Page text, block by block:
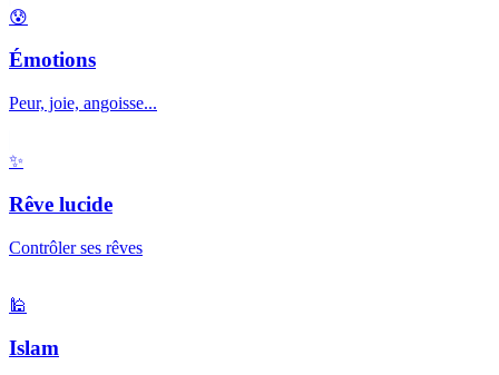
😰
Émotions
Peur, joie, angoisse...
✨
Rêve lucide
Contrôler ses rêves
🕌
Islam